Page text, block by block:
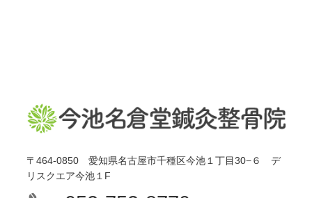
〒464-0850 愛知県名古屋市千種区今池１丁目30−６ デ
リスクエア今池１F